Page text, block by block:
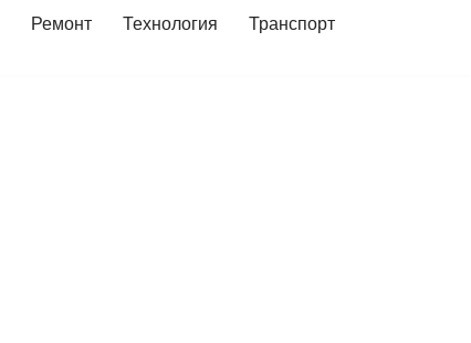
Ремонт Технология
Транспорт